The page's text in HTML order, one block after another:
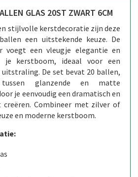
GLAS 20ST ZWART 6CM
stijlvolle kerstdecoratie zijn deze
een uitstekende keuze. De
voegt een vleugje elegantie en
je kerstboom, ideaal voor een
uitstraling. De set bevat 20 ballen,
glanzende en matte
je eenvoudig een dramatisch en
Combineer met zilver of
en moderne kerstboom.